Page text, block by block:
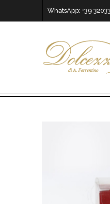
WhatsApp: +39